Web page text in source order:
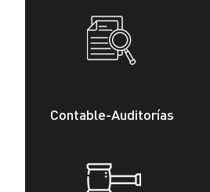
Contable-Auditorías